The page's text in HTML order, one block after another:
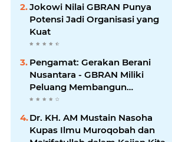
Jokowi Nilai GBRAN Punya
Potensi Jadi Organisasi yang
Kuat
Pengamat: Gerakan Berani
Nusantara - GBRAN Miliki
Peluang Membangun
Identitasnya Sendiri
Dr. KH. AM Mustain Nasoha
Kupas Ilmu Muroqobah dan